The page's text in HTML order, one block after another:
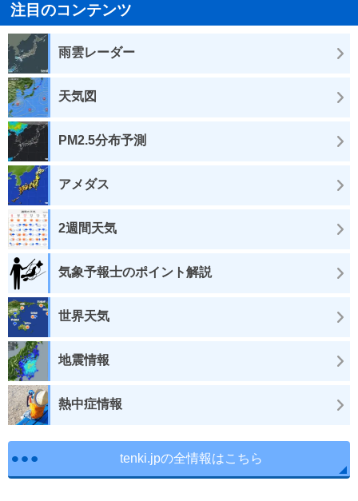
注目のコンテンツ
雨雲レーダー
天気図
PM2.5分布予測
アメダス
2週間天気
気象予報士のポイント解説
世界天気
地震情報
熱中症情報
tenki.jpの全情報はこちら